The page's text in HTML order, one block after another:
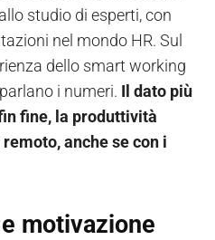
studio di esperti, con
nel mondo HR. Sul
dello smart working
i numeri. Il dato più
fine, la produttività
anche se con i
motivazione